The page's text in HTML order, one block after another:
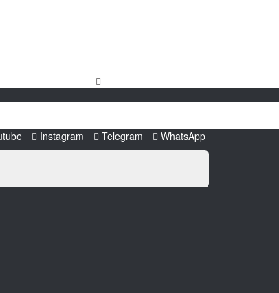
Instagram Telegram WhatsApp